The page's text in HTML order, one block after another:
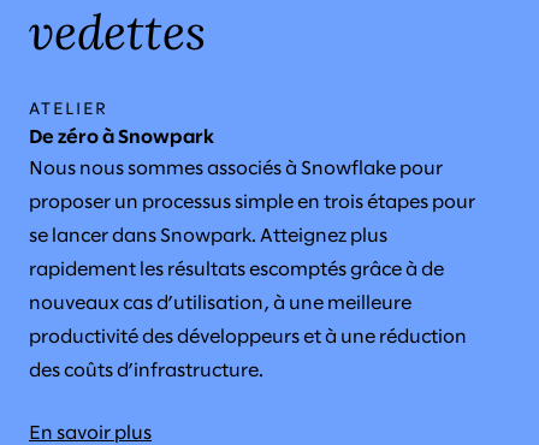
vedettes
ATELIER
De zéro à Snowpark
Nous nous sommes associés à Snowflake pour
proposer un processus simple en trois étapes pour
se lancer dans Snowpark. Atteignez plus
rapidement les résultats escomptés grâce à de
nouveaux cas d’utilisation, à une meilleure
productivité des développeurs et à une réduction
des coûts d’infrastructure.
En savoir plus